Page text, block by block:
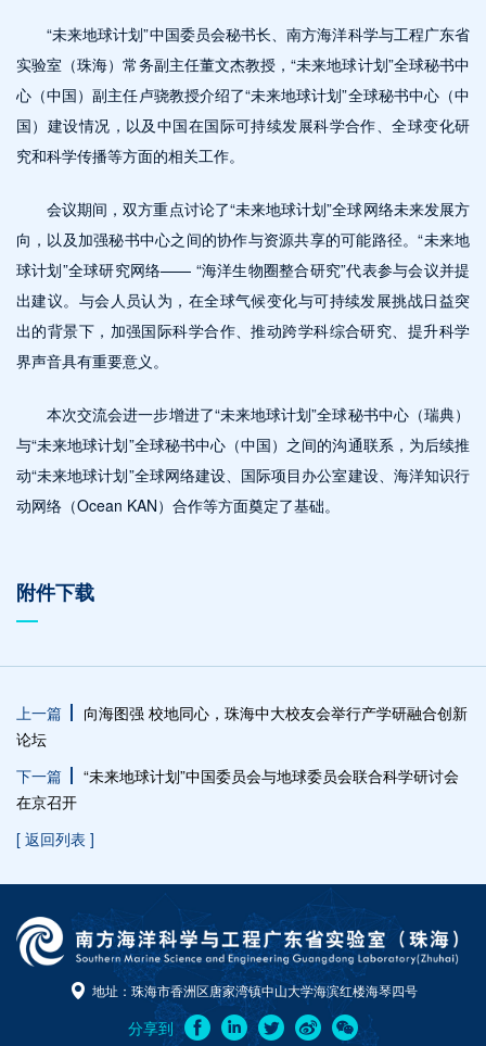
“未来地球计划”中国委员会秘书长、南方海洋科学与工程广东省
实验室（珠海）常务副主任董文杰教授，“未来地球计划”全球秘书中
心（中国）副主任卢骁教授介绍了“未来地球计划”全球秘书中心（中
国）建设情况，以及中国在国际可持续发展科学合作、全球变化研
究和科学传播等方面的相关工作。
会议期间，双方重点讨论了“未来地球计划”全球网络未来发展方
向，以及加强秘书中心之间的协作与资源共享的可能路径。“未来地
球计划”全球研究网络—— “海洋生物圈整合研究”代表参与会议并提
出建议。 与会人员认为，在全球气候变化与可持续发展挑战日益突
出的背景下，加强国际科学合作、推动跨学科综合研究、提升科学
界声音具有重要意义。
本次交流会进一步增进了“未来地球计划”全球秘书中心（瑞典）
与“未来地球计划”全球秘书中心（中国）之间的沟通联系，为后续推
动“未来地球计划”全球网络建设、国际项目办公室建设、海洋知识行
动网络（Ocean KAN）合作等方面奠定了基础。
附件下载
上一篇
向海图强 校地同心，珠海中大校友会举行产学研融合创新
论坛
下一篇
“未来地球计划”中国委员会与地球委员会联合科学研讨会
在京召开
[ 返回列表 ]
地址：珠海市香洲区唐家湾镇中山大学海滨红楼海琴四号
分享到